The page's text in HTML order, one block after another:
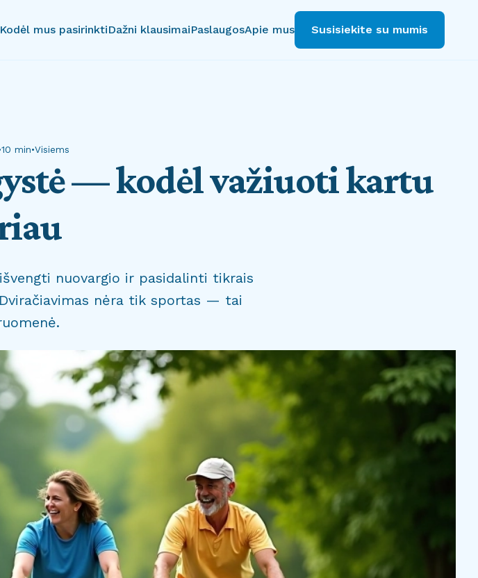
Kodėl mus pasirinktiDažni klausimaiPaslaugosApie mus Susisiekite su mumis
10 min•Visiems
— kodėl važiuoti kartu
nuovargio ir pasidalinti tikrais
nėra tik sportas — tai